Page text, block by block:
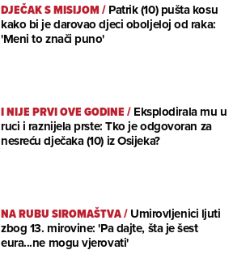
DJEČAK S MISIJOM/Patrik (10) pušta kosu
kako bi je darovao djeci oboljeloj od raka:
'Meni to znači puno'
I NIJE PRVI OVE GODINE/Eksplodirala mu u
ruci i raznijela prste: Tko je odgovoran za
nesreću dječaka (10) iz Osijeka?
NA RUBU SIROMAŠTVA/Umirovljenici ljuti
zbog 13. mirovine: 'Pa dajte, šta je šest
eura...ne mogu vjerovati'